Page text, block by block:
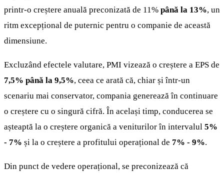
printr-o creștere anuală preconizată de 11% până la 13%, un
ritm excepțional de puternic pentru o companie de această
dimensiune.
Excluzând efectele valutare, PMI vizează o creștere a EPS de
7,5% până la 9,5%, ceea ce arată că, chiar și într-un
scenariu mai conservator, compania generează în continuare
o creștere cu o singură cifră. În același timp, conducerea se
așteaptă la o creștere organică a veniturilor în intervalul 5%
- 7% și la o creștere a profitului operațional de 7% - 9%.
Din punct de vedere operațional, se preconizează că